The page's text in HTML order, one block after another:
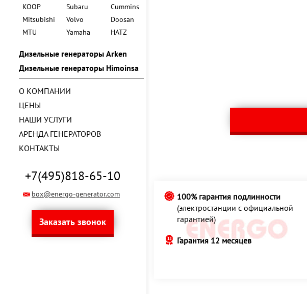
KOOP
Mitsubishi
MTU
Subaru
Volvo
Yamaha
Cummins
Doosan
HATZ
Дизельные генераторы Arken
Дизельные генераторы Himoinsa
О КОМПАНИИ
ЦЕНЫ
НАШИ УСЛУГИ
АРЕНДА ГЕНЕРАТОРОВ
КОНТАКТЫ
+7(495)818-65-10
box@energo-generator.com
Заказать звонок
100% гарантия подлинности
(электростанции с официальной
гарантией)
Гарантия 12 месяцев